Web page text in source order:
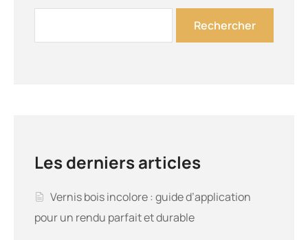
Rechercher
Les derniers articles
Vernis bois incolore : guide d’application
pour un rendu parfait et durable